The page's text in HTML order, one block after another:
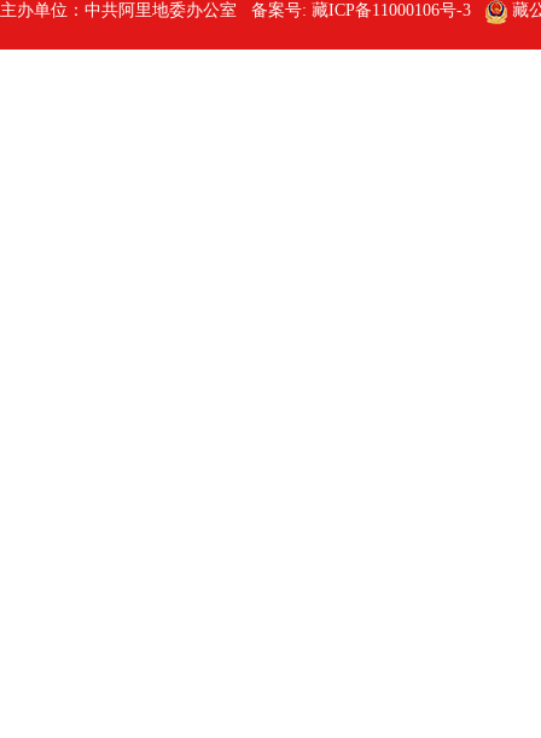
主办单位：中共阿里地委办公室 备案号: 藏ICP备11000106号-3 藏